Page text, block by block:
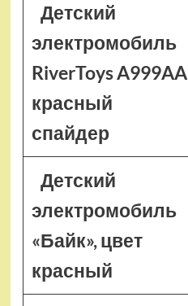
Детский
электромобиль
RiverToys A999AA
красный
спайдер
Детский
электромобиль
«Байк», цвет
красный